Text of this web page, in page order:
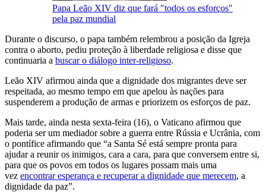
Papa Leão XIV diz que fará "todos os esforços"
pela paz mundial
Durante o discurso, o papa também relembrou a posição da Igreja
contra o aborto, pediu proteção à liberdade religiosa e disse que
continuaria a buscar o diálogo inter-religioso.
Leão XIV afirmou ainda que a dignidade dos migrantes deve ser
respeitada, ao mesmo tempo em que apelou às nações para
suspenderem a produção de armas e priorizem os esforços de paz.
Mais tarde, ainda nesta sexta-feira (16), o Vaticano afirmou que
poderia ser um mediador sobre a guerra entre Rússia e Ucrânia, com
o pontífice afirmando que “a Santa Sé está sempre pronta para
ajudar a reunir os inimigos, cara a cara, para que conversem entre si,
para que os povos em todos os lugares possam mais uma
vez encontrar esperança e recuperar a dignidade que merecem, a
dignidade da paz”.